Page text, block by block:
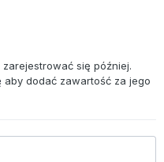
się później.
aby dodać zawartość za jego